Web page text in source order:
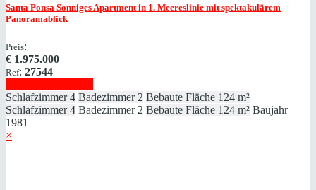
Santa Ponsa Sonniges Apartment in 1. Meereslinie mit spektakulärem
Panoramablick
Preis:
€ 1.975.000
Ref: 27544
Schlafzimmer 4 Badezimmer 2 Bebaute Fläche 124 m²
Schlafzimmer 4 Badezimmer 2 Bebaute Fläche 124 m² Baujahr
1981
×